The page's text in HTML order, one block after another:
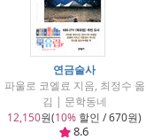
연금술사
파울로 코엘료 지음, 최정수 옮
김 | 문학동네
12,150원(10% 할인 / 670원)
8.6